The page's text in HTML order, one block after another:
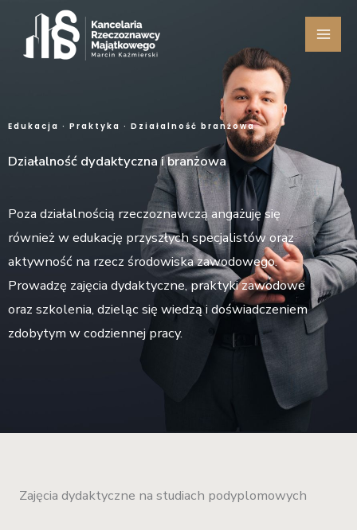
Przejdź
treści
Edukacja · Praktyka · Działalność branżowa
Działalność dydaktyczna i branżowa
Poza działalnością rzeczoznawczą angażuję się
również w edukację przyszłych specjalistów oraz
aktywność na rzecz środowiska zawodowego.
Prowadzę zajęcia dydaktyczne, praktyki zawodowe
oraz szkolenia, dzieląc się wiedzą i doświadczeniem
zdobytym w codziennej pracy.
Zajęcia dydaktyczne na studiach podyplomowych